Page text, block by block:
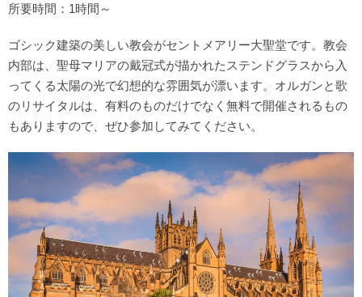
所要時間：1時間～
ゴシック建築の美しい教会がセントメアリー大聖堂です。教会
内部は、聖母マリアの戴冠式が描かれたステンドグラスから入
ってくる太陽の光で幻想的な雰囲気が漂います。オルガンと歌
のリサイタルは、有料のものだけでなく無料で開催されるもの
もありますので、ぜひ参加してみてください。